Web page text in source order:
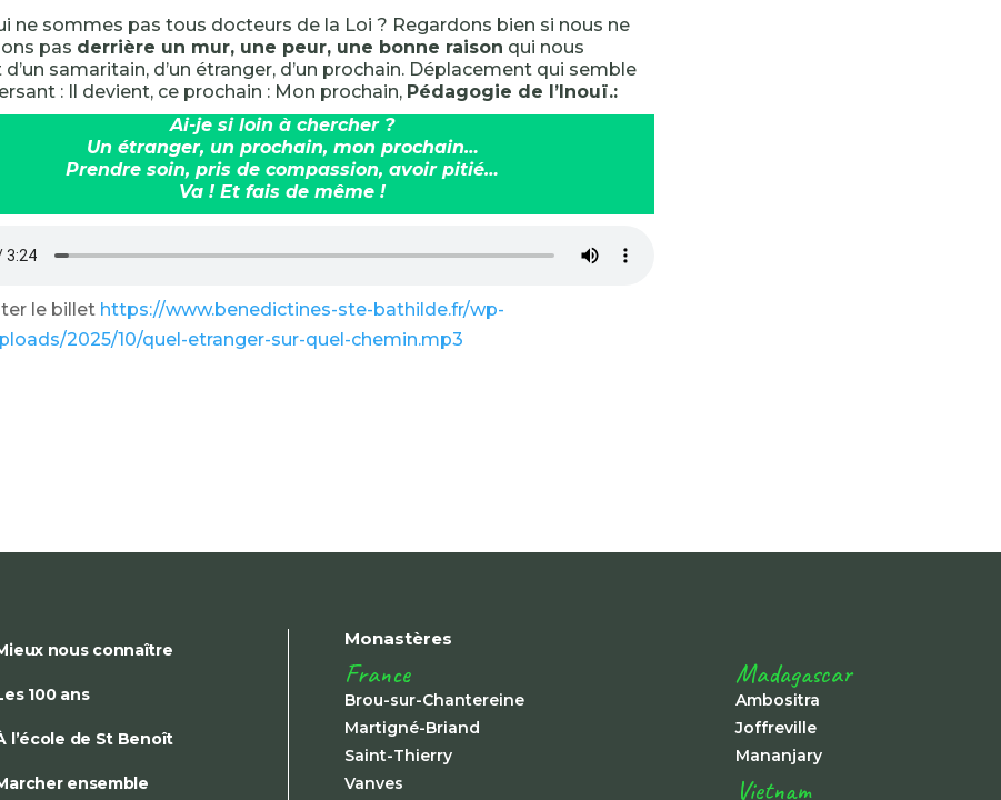
ne sommes pas tous docteurs de la Loi ? Regardons bien si nous ne
pas derrière un mur, une peur, une bonne raison qui nous
samaritain, d’un étranger, d’un prochain. Déplacement qui semble
: Il devient, ce prochain : Mon prochain, Pédagogie de l’Inouï.:
Ai-je si loin à chercher ?
Un étranger, un prochain, mon prochain…
Prendre soin, pris de compassion, avoir pitié…
Va ! Et fais de même !
le billet https://www.benedictines-ste-bathilde.fr/wp-
2025/10/quel-etranger-sur-quel-chemin.mp3
nous connaître
100 ans
l’école de St Benoît
ensemble
Monastères
France
Brou-sur-Chantereine
Martigné-Briand
Saint-Thierry
Vanves
Madagascar
Ambositra
Joffreville
Mananjary
Vietnam